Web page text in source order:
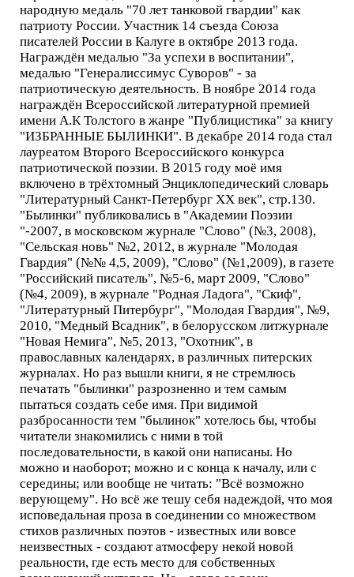
народную медаль "70 лет танковой гвардии" как
патриоту России. Участник 14 съезда Союза
писателей России в Калуге в октябре 2013 года.
Награждён медалью "За успехи в воспитании",
медалью "Генералиссимус Суворов" - за
патриотическую деятельность. В ноябре 2014 года
награждён Всероссийской литературной премией
имени А.К Толстого в жанре "Публицистика" за книгу
"ИЗБРАННЫЕ БЫЛИНКИ". В декабре 2014 года стал
лауреатом Второго Всероссийского конкурса
патриотической поэзии. В 2015 году моё имя
включено в трёхтомный Энциклопедический словарь
"Литературный Санкт-Петербург XX век", стр.130.
"Былинки" публиковались в "Академии Поэзии
"-2007, в московском журнале "Слово" (№3, 2008),
"Сельская новь" №2, 2012, в журнале "Молодая
Гвардия" (№№ 4,5, 2009), "Слово" (№1,2009), в газете
"Российский писатель", №5-6, март 2009, "Слово"
(№4, 2009), в журнале "Родная Ладога", "Скиф",
"Литературный Питербург", "Молодая Гвардия", №9,
2010, "Медный Всадник", в белорусском литжурнале
"Новая Немига", №5, 2013, "Охотник", в
православных календарях, в различных питерских
журналах. Но раз вышли книги, я не стремлюсь
печатать "былинки" разрозненно и тем самым
пытаться создать себе имя. При видимой
разбросанности тем "былинок" хотелось бы, чтобы
читатели знакомились с ними в той
последовательности, в какой они написаны. Но
можно и наоборот; можно и с конца к началу, или с
середины; или вообще не читать: "Всё возможно
верующему". Но всё же тешу себя надеждой, что моя
исповедальная проза в соединении со множеством
стихов различных поэтов - известных или вовсе
неизвестных - создают атмосферу некой новой
реальности, где есть место для собственных